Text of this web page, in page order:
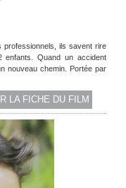
professionnels, ils savent rire
Quand un accident
nouveau chemin. Portée par
LA FICHE DU FILM